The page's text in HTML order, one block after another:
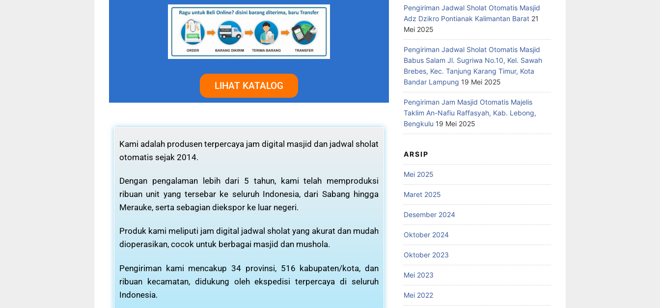
LIHAT KATALOG
Kami adalah produsen terpercaya jam digital masjid dan jadwal sholat
otomatis sejak 2014.
Dengan pengalaman lebih dari 5 tahun, kami telah memproduksi
ribuan unit yang tersebar ke seluruh Indonesia, dari Sabang hingga
Merauke, serta sebagian diekspor ke luar negeri.
Produk kami meliputi jam digital jadwal sholat yang akurat dan mudah
dioperasikan, cocok untuk berbagai masjid dan mushola.
Pengiriman kami mencakup 34 provinsi, 516 kabupaten/kota, dan
ribuan kecamatan, didukung oleh ekspedisi terpercaya di seluruh
Indonesia.
Pengiriman Jadwal Sholat Otomatis Masjid
Adz Dzikro Pontianak Kalimantan Barat 21
Mei 2025
Pengiriman Jadwal Sholat Otomatis Masjid
Babus Salam Jl. Sugriwa No.10, Kel. Sawah
Brebes, Kec. Tanjung Karang Timur, Kota
Bandar Lampung 19 Mei 2025
Pengiriman Jam Masjid Otomatis Majelis
Taklim An-Nafiu Raffasyah, Kab. Lebong,
Bengkulu 19 Mei 2025
ARSIP
Mei 2025
Maret 2025
Desember 2024
Oktober 2024
Oktober 2023
Mei 2023
Mei 2022